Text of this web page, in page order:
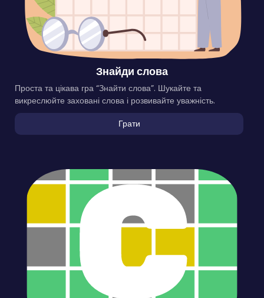
Знайди слова
Проста та цікава гра “Знайти слова”. Шукайте та
викреслюйте заховані слова і розвивайте уважність.
Грати